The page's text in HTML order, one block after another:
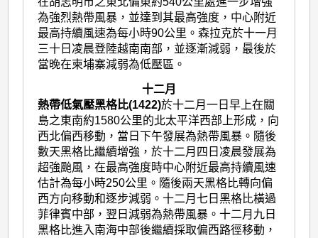
為強烈熱帶風暴，並達到其最高強度，中心附近
最高持續風速為每小時90公里。森拉克於十一月
三十日凌晨登陸越南南部，並逐漸減弱，最後於
當晚在柬埔寨減弱為低壓區。
十二月
熱帶低氣壓黑格比(1422)於十二月一日早上在關
島之東南約1580公里的北太平洋西部上形成，向
西北偏西移動，當日下午發展為熱帶風暴。隨後
數天黑格比繼續增強，於十二月四日凌晨發展為
超強颱風，在最高強度時中心附近最高持續風速
估計為每小時250公里。隨後兩天黑格比轉向偏
西方向移動和逐步減弱。十二月七日黑格比橫過
菲律賓中部，翌日減弱為熱帶風暴。十二月九日
黑格比進入南海中部後繼續採取偏西路徑移動，